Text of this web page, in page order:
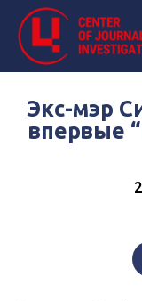
Экс-мэр
впервые